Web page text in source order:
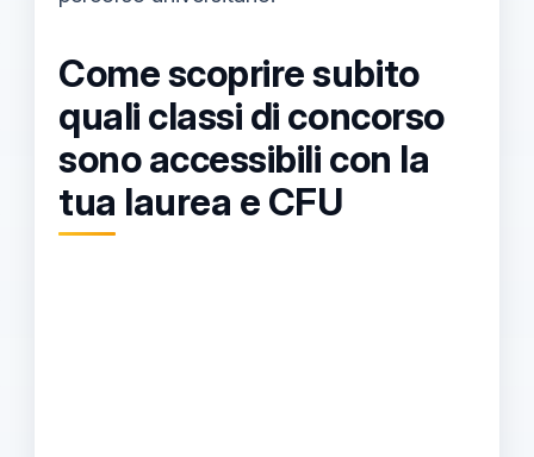
Come scoprire subito
quali classi di concorso
sono accessibili con la
tua laurea e CFU